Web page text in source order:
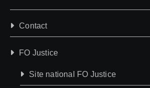
Contact
FO Justice
Site national FO Justice